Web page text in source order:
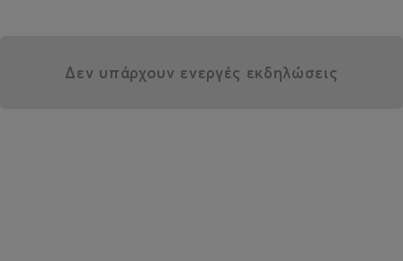
Δεν υπάρχουν ενεργές εκδηλώσεις